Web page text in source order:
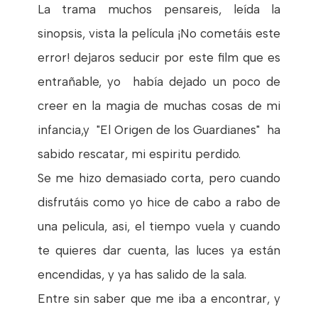
La trama muchos pensareis, leída la
sinopsis, vista la película ¡No cometáis este
error! dejaros seducir por este film que es
entrañable, yo había dejado un poco de
creer en la magia de muchas cosas de mi
infancia,y "El Origen de los Guardianes" ha
sabido rescatar, mi espiritu perdido.
Se me hizo demasiado corta, pero cuando
disfrutáis como yo hice de cabo a rabo de
una pelicula, asi, el tiempo vuela y cuando
te quieres dar cuenta, las luces ya están
encendidas, y ya has salido de la sala.
Entre sin saber que me iba a encontrar, y